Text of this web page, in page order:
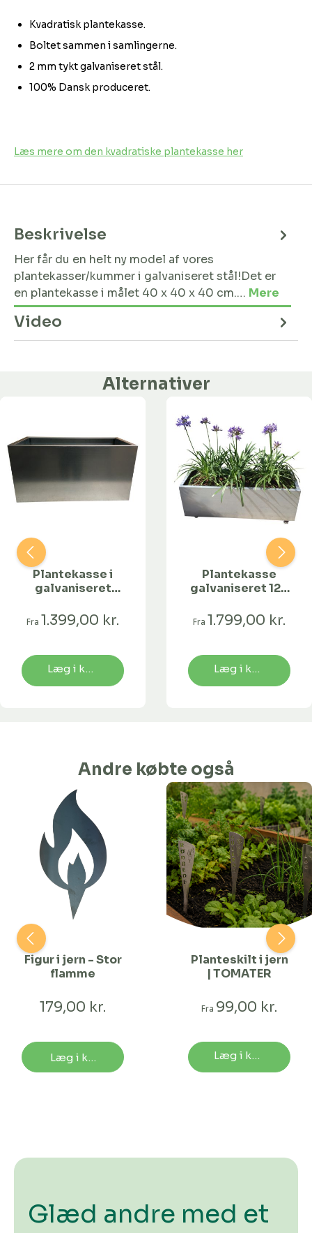
Kvadratisk plantekasse.
Boltet sammen i samlingerne.
2 mm tykt galvaniseret stål.
100% Dansk produceret.
Læs mere om den kvadratiske plantekasse her
Beskrivelse
Her får du en helt ny model af vores
plantekasser/kummer i galvaniseret stål!Det er
en plantekasse i målet 40 x 40 x 40 cm.… Mere
Video
Alternativer
Plantekasse i
galvaniseret
40 cm-Fødder-
Uden flamingo-
kapilærindsats
Fra 1.399,00 kr.
Læg i kurv
Plantekasse
galvaniseret 120
Fra 1.799,00 kr.
Læg i kurv
Andre købte også
Figur i jern - Stor
flamme
179,00 kr.
Læg i kurv
Planteskilt i jern
| TOMATER
Fra 99,00 kr.
Læg i kurv
Glæd andre med et